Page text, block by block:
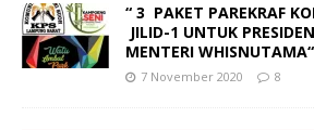
“ 3 PAKET PAREKRAF
JILID-1 UNTUK
MENTERI WHISNUTAMA“
7 November 2020 8